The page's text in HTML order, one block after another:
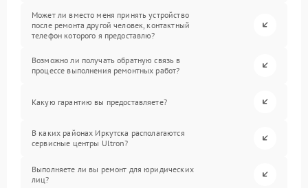
Может ли вместо меня принять устройство
после ремонта другой человек, контактный
телефон которого я предоставлю?
Возможно ли получать обратную связь в
процессе выполнения ремонтных работ?
Какую гарантию вы предоставляете?
В каких районах Иркутска располагаются
сервисные центры Ultron?
Выполняете ли вы ремонт для юридических
лиц?